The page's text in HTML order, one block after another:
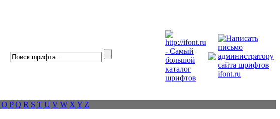
O P Q R S T U V W X Y Z